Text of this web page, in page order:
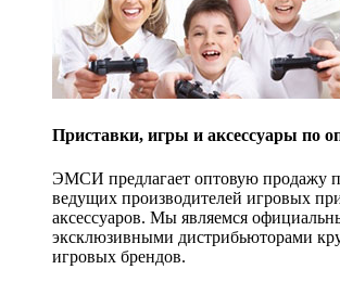
Приставки, игры и аксессуары по
ЭМСИ предлагает оптовую продажу
ведущих производителей игровых
аксессуаров. Мы являемся
эксклюзивными дистрибьюторами
игровых брендов.